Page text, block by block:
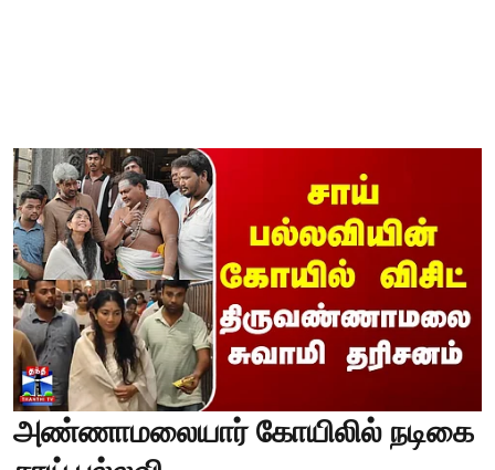
அண்ணாமலையார் கோயிலில் நடிகை